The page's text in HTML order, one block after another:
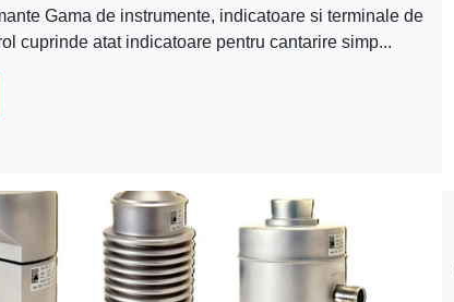
Gama de instrumente, indicatoare si terminale de
cuprinde atat indicatoare pentru cantarire simp...